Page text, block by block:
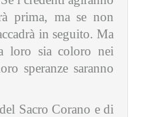
prima, ma se non
in seguito. Ma
loro sia coloro nei
speranze saranno
Sacro Corano e di